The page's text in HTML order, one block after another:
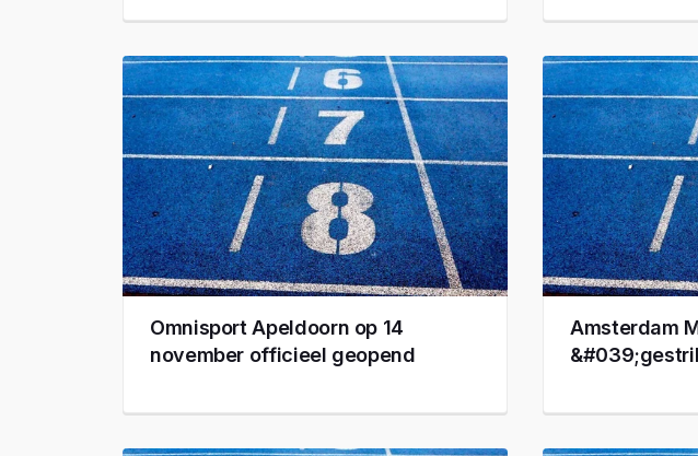
Omnisport Apeldoorn op 14
november officieel geopend
Amsterdam